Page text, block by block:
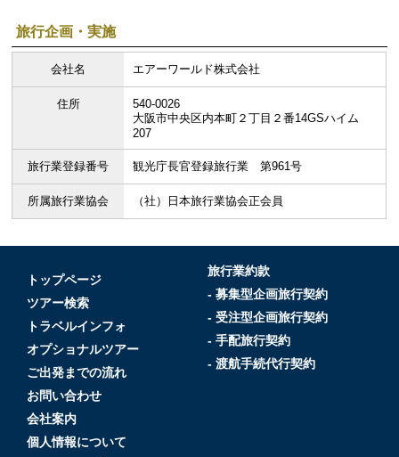
旅行企画・実施
会社名 エアーワールド株式会社
住所
540-0026
大阪市中央区内本町２丁目２番14GSハイム
207
旅行業登録番号 観光庁長官登録旅行業 第961号
所属旅行業協会 （社）日本旅行業協会正会員
トップページ
ツアー検索
トラベルインフォ
オプショナルツアー
ご出発までの流れ
お問い合わせ
会社案内
個人情報について
旅行業約款
- 募集型企画旅行契約
- 受注型企画旅行契約
- 手配旅行契約
- 渡航手続代行契約